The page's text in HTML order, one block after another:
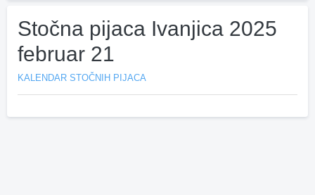
Stočna pijaca Ivanjica 2025
februar 21
KALENDAR STOČNIH PIJACA